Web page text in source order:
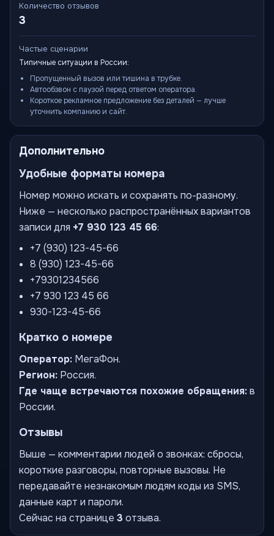
Количество отзывов
3
Частые сценарии
Типичные ситуации в России:
Пропущенный вызов или тишина в трубке.
Автообзвон с паузой перед ответом оператора.
Короткое рекламное предложение без деталей — лучше
уточнить компанию и сайт.
Дополнительно
Удобные форматы номера
Номер можно искать и сохранять по-разному.
Ниже — несколько распространённых вариантов
записи для +7 930 123 45 66:
+7 (930) 123-45-66
8 (930) 123-45-66
+79301234566
+7 930 123 45 66
930-123-45-66
Кратко о номере
Оператор: МегаФон.
Регион: Россия.
Где чаще встречаются похожие обращения:в
России.
Отзывы
Выше — комментарии людей о звонках: сбросы,
короткие разговоры, повторные вызовы. Не
передавайте незнакомым людям коды из SMS,
данные карт и пароли.
Сейчас на странице 3 отзыва.